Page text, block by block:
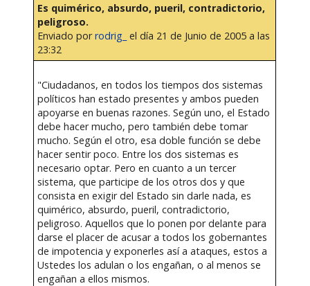
Es quimérico, absurdo, pueril, contradictorio,
peligroso.
Enviado porrodrig_ el día 21 de Junio de 2005 a las
23:32
"Ciudadanos, en todos los tiempos dos sistemas
políticos han estado presentes y ambos pueden
apoyarse en buenas razones. Según uno, el Estado
debe hacer mucho, pero también debe tomar
mucho. Según el otro, esa doble función se debe
hacer sentir poco. Entre los dos sistemas es
necesario optar. Pero en cuanto a un tercer
sistema, que participe de los otros dos y que
consista en exigir del Estado sin darle nada, es
quimérico, absurdo, pueril, contradictorio,
peligroso. Aquellos que lo ponen por delante para
darse el placer de acusar a todos los gobernantes
de impotencia y exponerles así a ataques, estos a
Ustedes los adulan o los engañan, o al menos se
engañan a ellos mismos.